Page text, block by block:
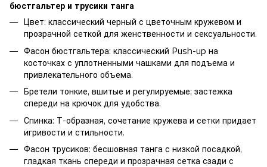
бюстгальтер и трусики танга
Цвет: классический черный с цветочным кружевом и
прозрачной сеткой для женственности и сексуальности.
Фасон бюстгальтера: классический Push-up на
косточках с уплотненными чашками для подъема и
привлекательного объема.
Бретели тонкие, вшитые и регулируемые; застежка
спереди на крючок для удобства.
Спинка: Т-образная, сочетание кружева и сетки придает
игривости и стильности.
Фасон трусиков: бесшовная танга с низкой посадкой,
гладкая ткань спереди и прозрачная сетка сзади с